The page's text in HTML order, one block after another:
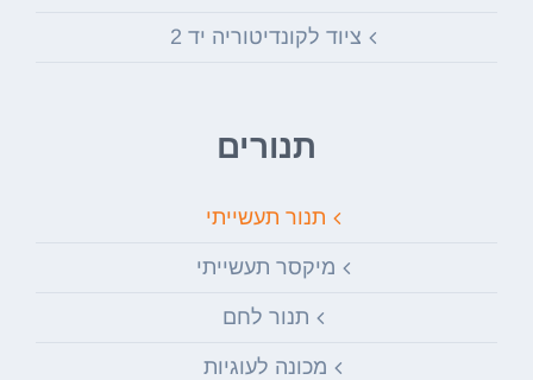
ציוד לקונדיטוריה יד 2
תנורים
תנור תעשייתי
מיקסר תעשייתי
תנור לחם
מכונה לעוגיות